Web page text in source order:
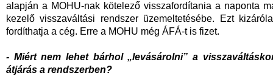
alapján a MOHU-nak kötelező visszafordítania a naponta
kezelő visszaváltási rendszer üzemeltetésébe. Ezt
fordíthatja a cég. Erre a MOHU még ÁFÁ-t is fizet.
- Miért nem lehet bárhol „levásárolni” a
átjárás a rendszerben?